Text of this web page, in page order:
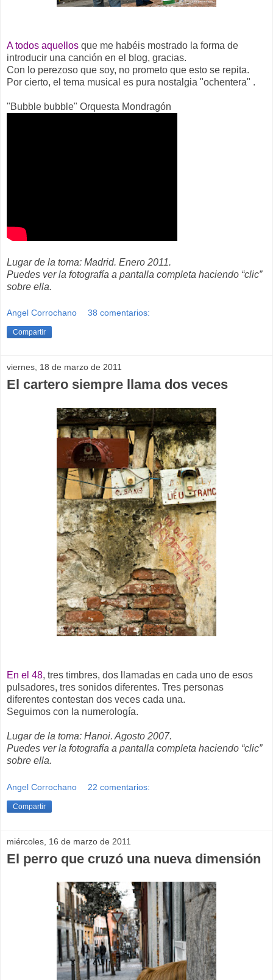
A todos aquellos que me habéis mostrado la forma de
introducir una canción en el blog, gracias.
Con lo perezoso que soy, no prometo que esto se repita.
Por cierto, el tema musical es pura nostalgia "ochentera" .
"Bubble bubble" Orquesta Mondragón‬
Lugar de la toma: Madrid. Enero 2011.
Puedes ver la fotografía a pantalla completa haciendo “clic”
sobre ella.
Angel Corrochano 38 comentarios:
Compartir
viernes, 18 de marzo de 2011
El cartero siempre llama dos veces
En el 48, tres timbres, dos llamadas en cada uno de esos
pulsadores, tres sonidos diferentes. Tres personas
diferentes contestan dos veces cada una.
Seguimos con la numerología.
Lugar de la toma: Hanoi. Agosto 2007.
Puedes ver la fotografía a pantalla completa haciendo “clic”
sobre ella.
Angel Corrochano 22 comentarios:
Compartir
miércoles, 16 de marzo de 2011
El perro que cruzó una nueva dimensión